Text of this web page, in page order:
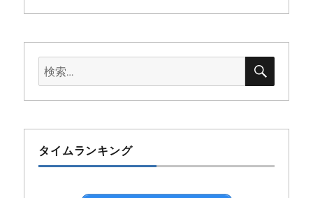
検
索:
検
タイムランキング